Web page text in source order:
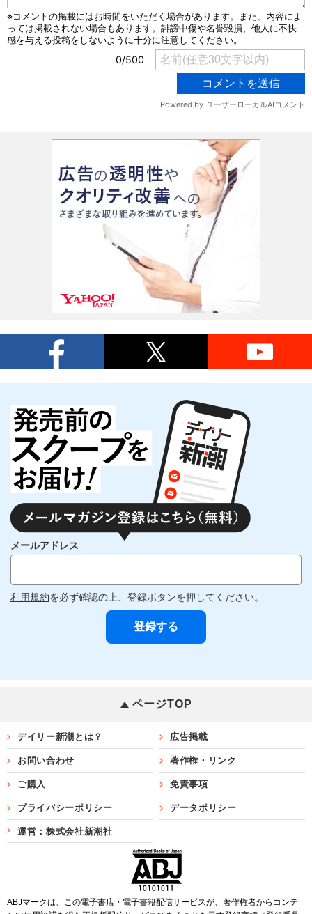
メールアドレス
利用規約を必ず確認の上、登録ボタンを押してください。
ページTOP
デイリー新潮とは？ 広告掲載
お問い合わせ 著作権・リンク
ご購入 免責事項
プライバシーポリシー データポリシー
運営：株式会社新潮社
ABJマークは、この電子書店・電子書籍配信サービスが、著作権者からコンテ